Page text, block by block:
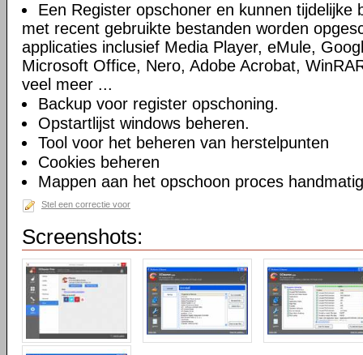
Een Register opschoner en kunnen tijdelijke
met recent gebruikte bestanden worden
applicaties inclusief Media Player, eMule,
Microsoft Office, Nero, Adobe Acrobat,
veel meer ...
Backup voor register opschoning.
Opstartlijst windows beheren.
Tool voor het beheren van herstelpunten
Cookies beheren
Mappen aan het opschoon proces
Stel een correctie voor
Screenshots: